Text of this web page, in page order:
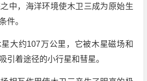
中，海洋环境使木卫三成为原始生
件。
大约107万公里，它被木星磁场和
引着途径的小行星和彗星。